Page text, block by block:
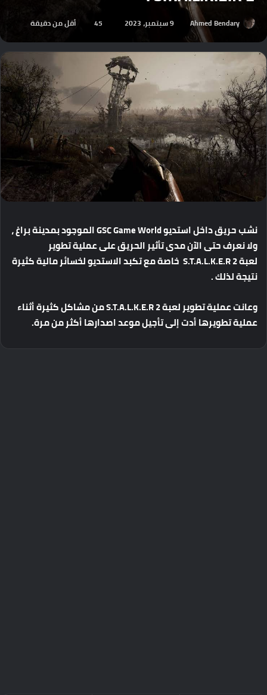
Ahmed Bendary 9 سبتمبر، 2023 45 أقل من دقيقة
نشبحريقداخلاستديو الموجودبمدينةبراغ،
ولانعرفحتىالآنمدىتأثيرالحريقعلىعمليةتطوير
لعبةS.T.A.L.K.E.R 2 خاصةمعتكبدالاستديولخسائرماليةكثيرة
نتيجةلذلك.
وعانتعمليةتطويرلعبة منمشاكلكثيرةأثناء
عمليةتطويرهاأدتإلىتأجيلموعداصدارهاأكثرمنمرة.